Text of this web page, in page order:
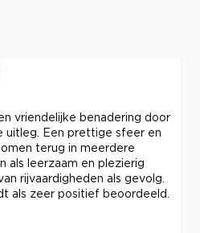
vriendelijke benadering door
uitleg. Een prettige sfeer en
terug in meerdere
als leerzaam en plezierig
rijvaardigheden als gevolg.
als zeer positief beoordeeld.